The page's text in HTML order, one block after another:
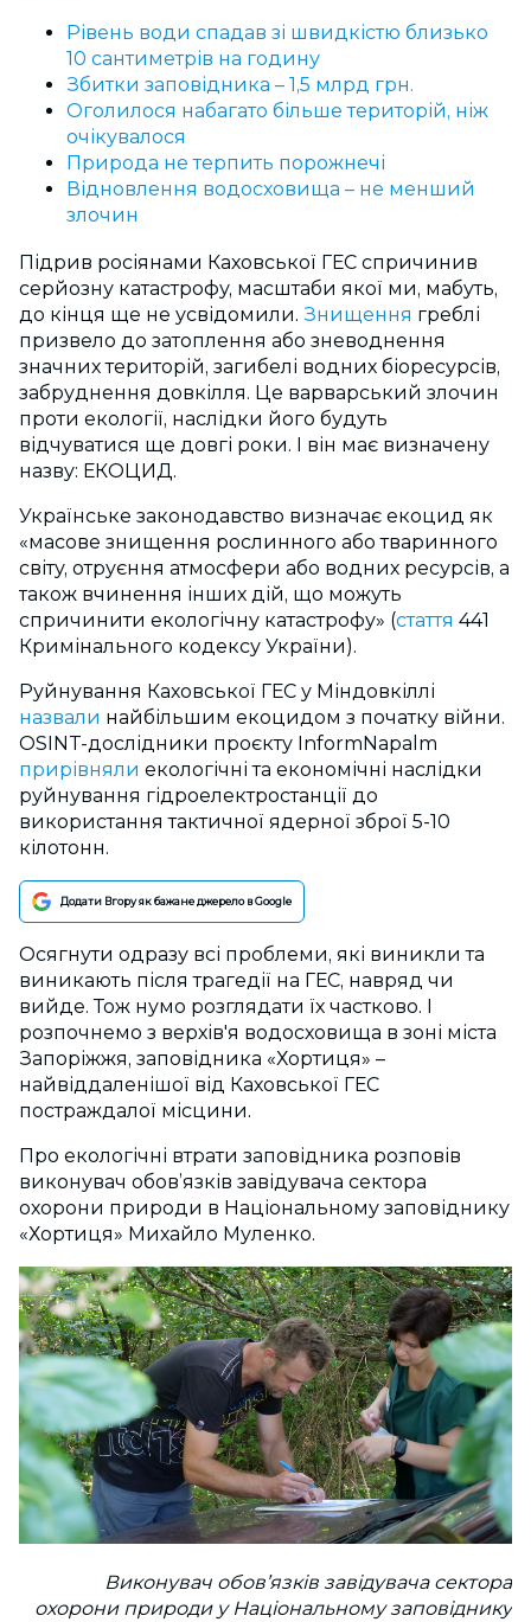
Рівень води спадав зі швидкістю близько
10 сантиметрів на годину
Збитки заповідника – 1,5 млрд грн.
Оголилося набагато більше територій, ніж
очікувалося
Природа не терпить порожнечі
Відновлення водосховища – не менший
злочин
Підрив росіянами Каховської ГЕС спричинив
серйозну катастрофу, масштаби якої ми, мабуть,
до кінця ще не усвідомили. Знищення греблі
призвело до затоплення або зневоднення
значних територій, загибелі водних біоресурсів,
забруднення довкілля. Це варварський злочин
проти екології, наслідки його будуть
відчуватися ще довгі роки. І він має визначену
назву: ЕКОЦИД.
Українське законодавство визначає екоцид як
«масове знищення рослинного або тваринного
світу, отруєння атмосфери або водних ресурсів, а
також вчинення інших дій, що можуть
спричинити екологічну катастрофу» (стаття 441
Кримінального кодексу України).
Руйнування Каховської ГЕС у Міндовкіллі
назвали найбільшим екоцидом з початку війни.
OSINT-дослідники проєкту InformNapalm
прирівняли екологічні та економічні наслідки
руйнування гідроелектростанції до
використання тактичної ядерної зброї 5-10
кілотонн.
Додати Вгору як бажане джерело в Google
Осягнути одразу всі проблеми, які виникли та
виникають після трагедії на ГЕС, навряд чи
вийде. Тож нумо розглядати їх частково. І
розпочнемо з верхів'я водосховища в зоні міста
Запоріжжя, заповідника «Хортиця» –
найвіддаленішої від Каховської ГЕС
постраждалої місцини.
Про екологічні втрати заповідника розповів
виконувач обов’язків завідувача сектора
охорони природи в Національному заповіднику
«Хортиця» Михайло Муленко.
Виконувач обов’язків завідувача сектора
охорони природи у Національному заповіднику